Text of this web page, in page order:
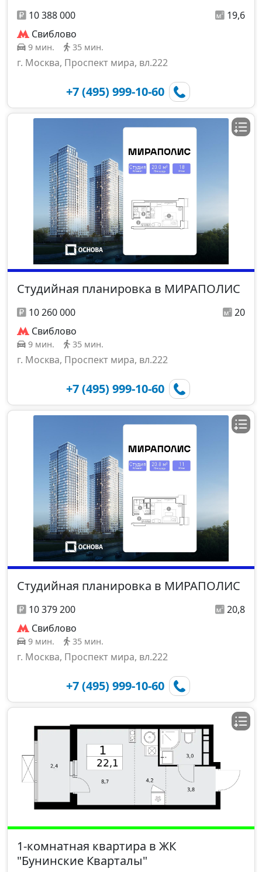
10 388 000
19,6
Свиблово
9 мин. 35 мин.
г. Москва, Проспект мира, вл.222
+7 (495) 999-10-60
Студийная планировка в МИРАПОЛИС
10 260 000
20
Свиблово
9 мин. 35 мин.
г. Москва, Проспект мира, вл.222
+7 (495) 999-10-60
Студийная планировка в МИРАПОЛИС
10 379 200
20,8
Свиблово
9 мин. 35 мин.
г. Москва, Проспект мира, вл.222
+7 (495) 999-10-60
1-комнатная квартира в ЖК
"Бунинские Кварталы"